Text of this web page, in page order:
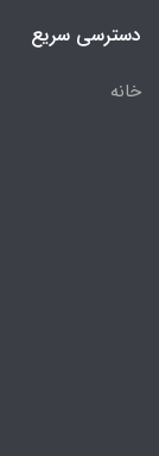
دسترسی سریع
خانه